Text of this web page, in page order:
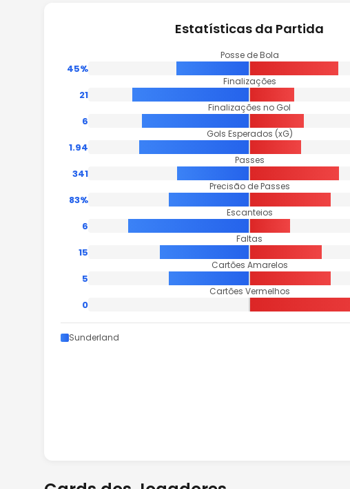
Estatísticas da Partida
Posse de Bola
45%
Finalizações
21
Finalizações no Gol
6
Gols Esperados (xG)
1.94
Passes
341
Precisão de Passes
83%
Escanteios
6
Faltas
15
Cartões Amarelos
5
Cartões Vermelhos
0
Sunderland